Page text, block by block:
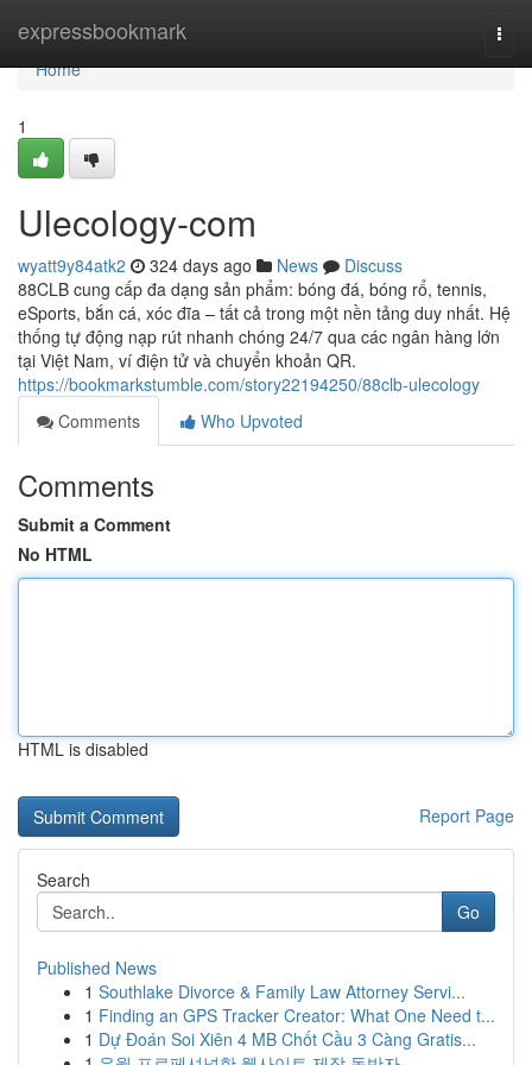
expressbookmark
Home
Home
1
Ulecology-com
wyatt9y84atk2 324 days ago News
Discuss
88CLB cung cấp đa dạng sản phẩm: bóng đá, bóng rổ, tennis,
eSports, bắn cá, xóc đĩa – tất cả trong một nền tảng duy nhất. Hệ
thống tự động nạp rút nhanh chóng 24/7 qua các ngân hàng lớn
tại Việt Nam, ví điện tử và chuyển khoản QR.
https://bookmarkstumble.com/story22194250/88clb-ulecology
Comments
Who Upvoted
Comments
Submit a Comment
No HTML
HTML is disabled
Report Page
Search
Go
Published News
1 Southlake Divorce & Family Law Attorney Servi...
1 Finding an GPS Tracker Creator: What One Need t...
1 Dự Đoán Soi Xiên 4 MB Chốt Cầu 3 Càng Gratis...